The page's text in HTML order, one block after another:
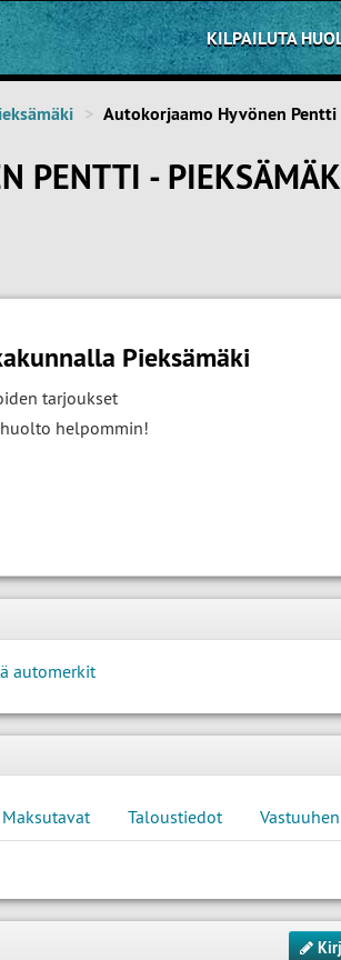
KILPAILUTA
Autokorjaamo Hyvönen Pentti
PENTTI -
Pieksämäki
tarjoukset
helpommin!
automerkit
Maksutavat Taloustiedot